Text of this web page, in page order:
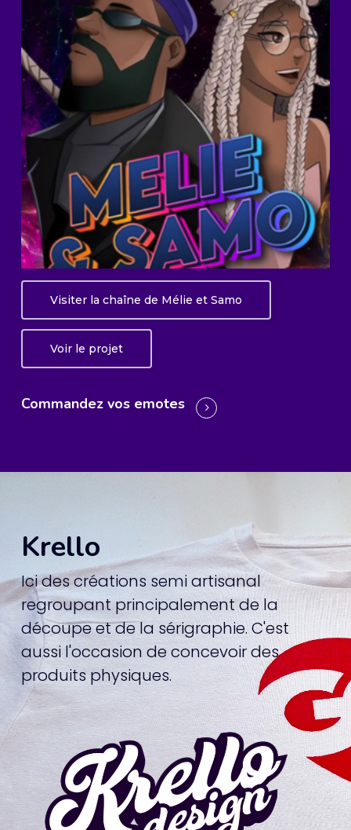
Visiter la chaîne de Mélie et Samo
Voir le projet
Commandez vos emotes
Krello
Ici des créations semi artisanal
regroupant principalement de la
découpe et de la sérigraphie. C'est
aussi l'occasion de concevoir des
produits physiques.